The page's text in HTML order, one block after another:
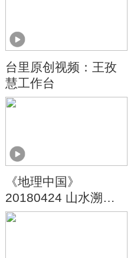
台里原创视频：王孜
慧工作台
《地理中国》
20180424 山水溯名·
嵖岈寻宝